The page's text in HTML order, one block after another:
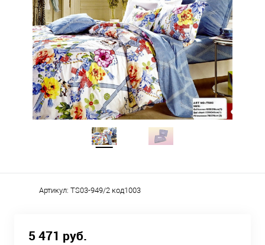
Артикул: TS03-949/2 код1003
5 471 руб.